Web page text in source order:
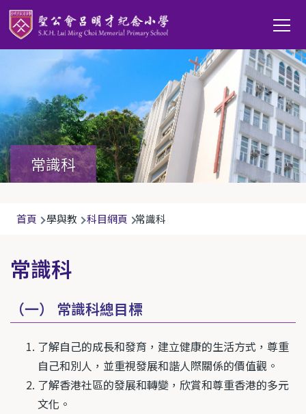
移至主內容
Main
常識科
導
連
結
首頁 學與教 科目網頁 常識科
常識科
（一） 常識科總目標
了解自己的成長和發育，建立健康的生活方式，尊重
自己和別人，並重視發展和諧人際關係的價值觀。
了解香港社區的發展和轉變，欣賞和尊重香港的多元
文化。